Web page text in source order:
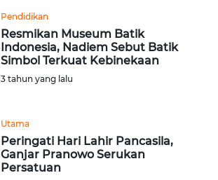
Pendidikan
Resmikan Museum Batik
Indonesia, Nadiem Sebut Batik
Simbol Terkuat Kebinekaan
3 tahun yang lalu
Utama
Peringati Hari Lahir Pancasila,
Ganjar Pranowo Serukan
Persatuan